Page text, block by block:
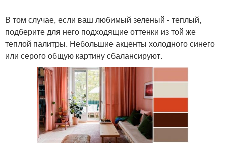
В том случае, если ваш любимый зеленый - теплый,
подберите для него подходящие оттенки из той же
теплой палитры. Небольшие акценты холодного синего
или серого общую картину сбалансируют.